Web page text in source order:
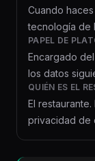
Cuando
tecnología de
PAPEL DE
Encargado
los datos
QUIÉN ES EL
El
privacidad de